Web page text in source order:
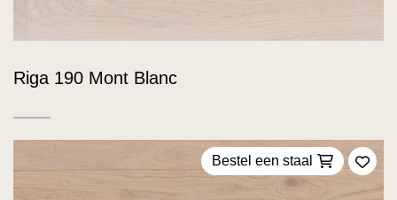
Riga 190 Mont Blanc
Bestel een staal